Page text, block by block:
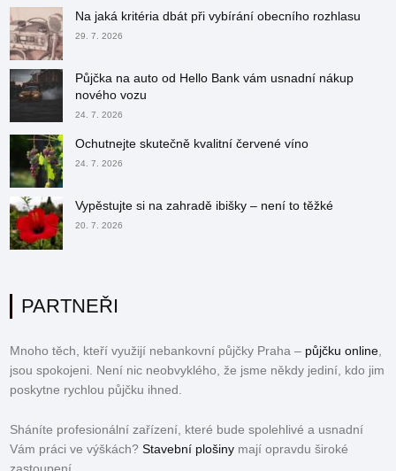
Na jaká kritéria dbát při vybírání obecního rozhlasu
29. 7. 2026
Půjčka na auto od Hello Bank vám usnadní nákup
nového vozu
24. 7. 2026
Ochutnejte skutečně kvalitní červené víno
24. 7. 2026
Vypěstujte si na zahradě ibišky – není to těžké
20. 7. 2026
PARTNEŘI
Mnoho těch, kteří využijí nebankovní půjčky Praha – půjčku online
jsou spokojeni. Není nic neobvyklého, že jsme někdy jediní, kdo jim
poskytne rychlou půjčku ihned.
Sháníte profesionální zařízení, které bude spolehlivé a usnadní
Vám práci ve výškách?Stavební plošiny mají opravdu široké
zastoupení,